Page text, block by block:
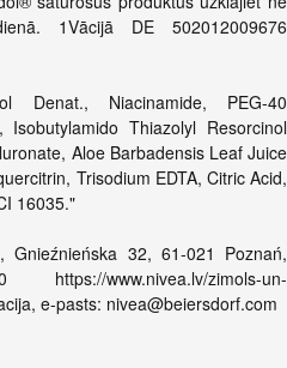
1Vācijā DE 502012009676
Denat., Niacinamide, PEG-40
Isobutylamido Thiazolyl Resorcinol
Aloe Barbadensis Leaf Juice
Trisodium EDTA, Citric Acid,
16035."
Gnieźnieńska 32, 61-021 Poznań,
www.nivea.lv/zimols-un-
e-pasts: nivea@beiersdorf.com